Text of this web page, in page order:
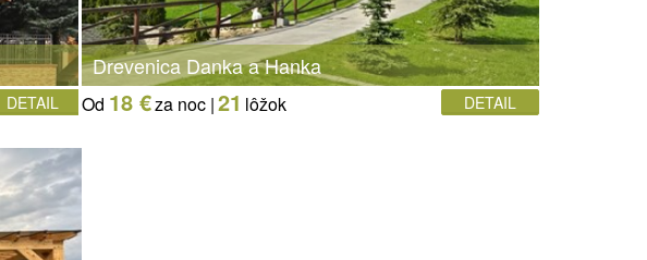
DETAIL
Drevenica Danka a Hanka
Od 18 €za noc |21 lôžok DETAIL